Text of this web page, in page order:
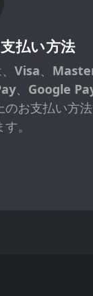
払い方法
Visa、
、 Google
のお支払い方
。